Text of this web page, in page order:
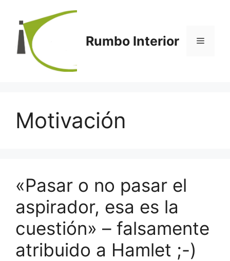
contenido
Rumbo Interior Menú
Motivación
«Pasar o no pasar el
aspirador, esa es la
cuestión» – falsamente
atribuido a Hamlet ;-)